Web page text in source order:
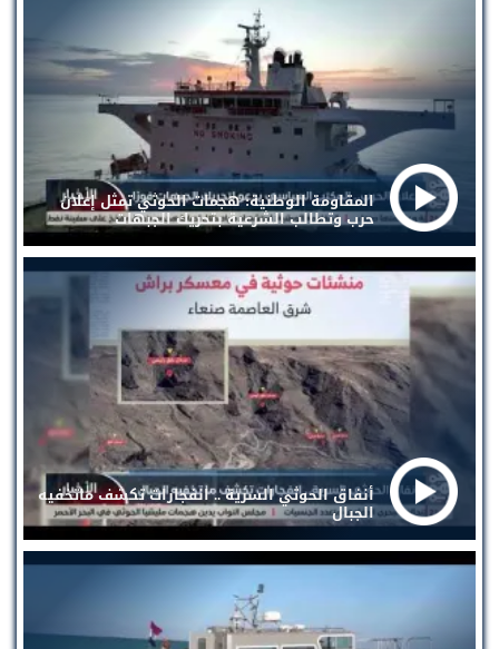
المقاومة الوطنية: هجمات الحوثي تمثل إعلان
حرب وتطالب الشرعية بتحريك الجبهات
أنفاق الحوثي السرية .. انفجارات تكشف ماتخفيه
الجبال